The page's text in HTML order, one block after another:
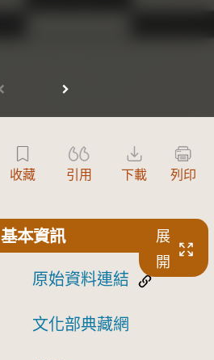
收藏 引用 下載 列印
基本資訊
展
開
原始資料連結
文化部典藏網